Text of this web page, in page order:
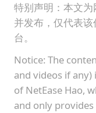
特别声明：本文为
并发布，仅代表
台。
Notice: The
and videos if
of NetEase Hao,
and only